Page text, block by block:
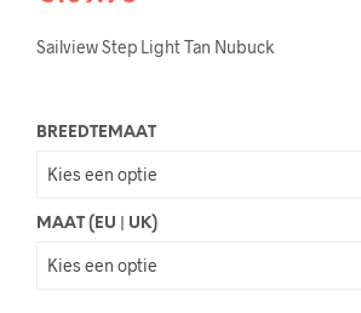
Sailview Step Light Tan Nubuck
BREEDTEMAAT
MAAT (EU | UK)